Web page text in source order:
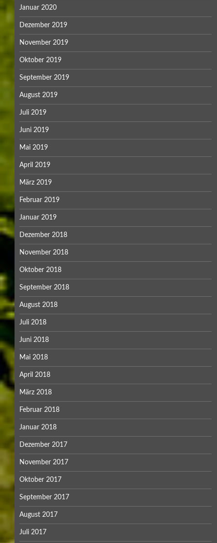
Januar 2020
Dezember 2019
November 2019
Oktober 2019
September 2019
August 2019
Juli 2019
Juni 2019
Mai 2019
April 2019
März 2019
Februar 2019
Januar 2019
Dezember 2018
November 2018
Oktober 2018
September 2018
August 2018
Juli 2018
Juni 2018
Mai 2018
April 2018
März 2018
Februar 2018
Januar 2018
Dezember 2017
November 2017
Oktober 2017
September 2017
August 2017
Juli 2017